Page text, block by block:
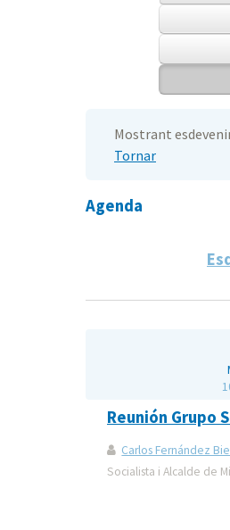
Mostrant
Tornar
Agenda
Reunión Grupo
Carlos Fernández
Socialista i Alcalde de